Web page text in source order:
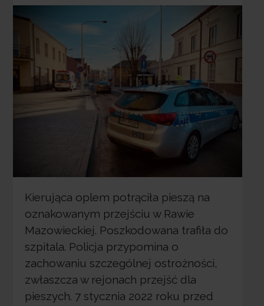
Kierująca oplem potrąciła pieszą na
oznakowanym przejściu w Rawie
Mazowieckiej. Poszkodowana trafiła do
szpitala. Policja przypomina o
zachowaniu szczególnej ostrożności,
zwłaszcza w rejonach przejść dla
pieszych. 7 stycznia 2022 roku przed